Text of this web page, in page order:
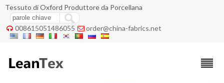
Tessuto di Oxford Produttore da Porcellana
 008615051486055  order@china-fabrics.net